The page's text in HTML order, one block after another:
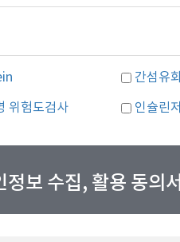
간섬유
위험도검사 인슐린
정보 수집, 활용 동의